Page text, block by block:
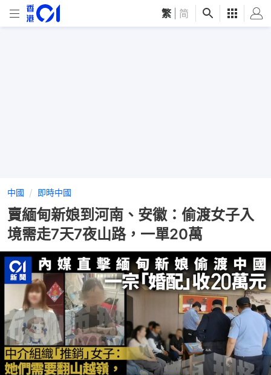
繁 简
中國 即時中國
賣緬甸新娘到河南、安徽：偷渡女子入
境需走7天7夜山路，一單20萬